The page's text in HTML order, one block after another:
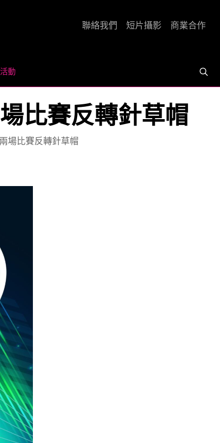
活動
聯絡我們 短片攝影 商業合作
場比賽反轉針草帽
場比賽反轉針草帽